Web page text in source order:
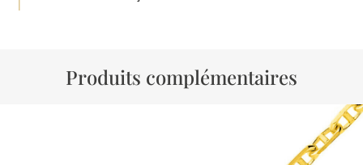
Produits complémentaires